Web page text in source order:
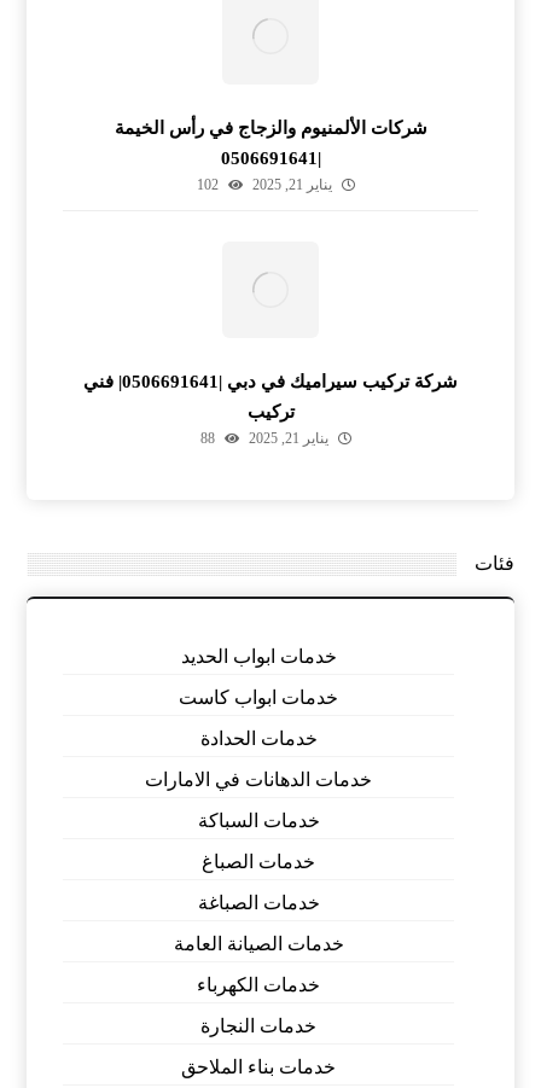
شركات الألمنيوم والزجاج في رأس الخيمة
|0506691641
يناير 21, 2025 102
شركة تركيب سيراميك في دبي |0506691641| فني
تركيب
يناير 21, 2025 88
فئات
خدمات ابواب الحديد
خدمات ابواب كاست
خدمات الحدادة
خدمات الدهانات في الامارات
خدمات السباكة
خدمات الصباغ
خدمات الصباغة
خدمات الصيانة العامة
خدمات الكهرباء
خدمات النجارة
خدمات بناء الملاحق